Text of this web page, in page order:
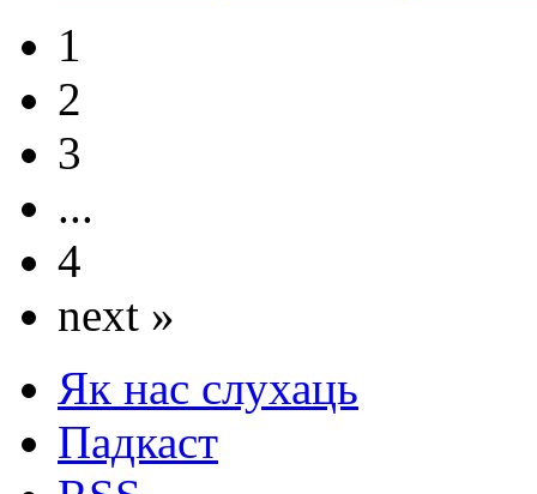
1
2
3
...
4
next »
Як нас слухаць
Падкаст